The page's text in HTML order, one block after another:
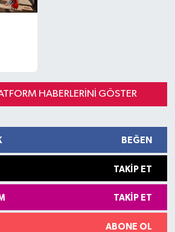
HABERLERINI GÖSTER
BEĞEN
TAKIP ET
TAKIP ET
ABONE OL